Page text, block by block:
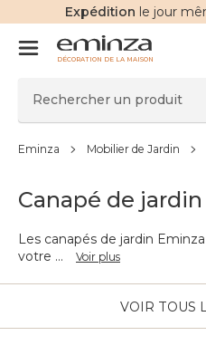
Expédition le jour
DÉCORATION DE LA MAISON
Eminza Mobilier de Jardin
Canapé de jardin
Les canapés de jardin
votre ... Voir plus
VOIR TOUS